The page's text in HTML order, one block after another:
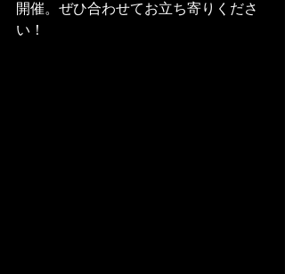
開催。ぜひ合わせてお立ち寄りくださ
い！